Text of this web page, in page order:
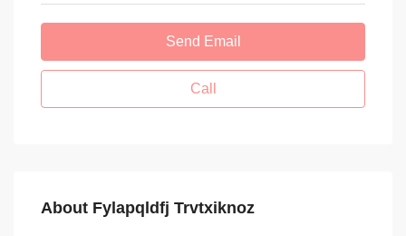
Send Email
Call
About Fylapqldfj Trvtxiknoz